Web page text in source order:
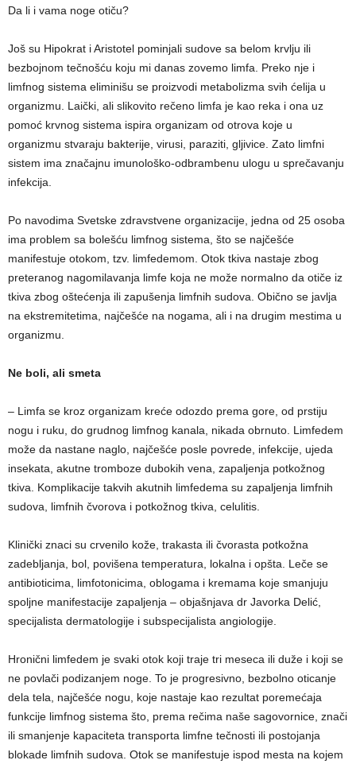
Da li i vama noge otiču?
Još su Hipokrat i Aristotel pominjali sudove sa belom krvlju ili
bezbojnom tečnošću koju mi danas zovemo limfa. Preko nje i
limfnog sistema eliminišu se proizvodi metabolizma svih ćelija u
organizmu. Laički, ali slikovito rečeno limfa je kao reka i ona uz
pomoć krvnog sistema ispira organizam od otrova koje u
organizmu stvaraju bakterije, virusi, paraziti, gljivice. Zato limfni
sistem ima značajnu imunološko-odbrambenu ulogu u sprečavanju
infekcija.
Po navodima Svetske zdravstvene organizacije, jedna od 25 osoba
ima problem sa bolešću limfnog sistema, što se najčešće
manifestuje otokom, tzv. limfedemom. Otok tkiva nastaje zbog
preteranog nagomilavanja limfe koja ne može normalno da otiče iz
tkiva zbog oštećenja ili zapušenja limfnih sudova. Obično se javlja
na ekstremitetima, najčešće na nogama, ali i na drugim mestima u
organizmu.
Ne boli, ali smeta
– Limfa se kroz organizam kreće odozdo prema gore, od prstiju
nogu i ruku, do grudnog limfnog kanala, nikada obrnuto. Limfedem
može da nastane naglo, najčešće posle povrede, infekcije, ujeda
insekata, akutne tromboze dubokih vena, zapaljenja potkožnog
tkiva. Komplikacije takvih akutnih limfedema su zapaljenja limfnih
sudova, limfnih čvorova i potkožnog tkiva, celulitis.
Klinički znaci su crvenilo kože, trakasta ili čvorasta potkožna
zadebljanja, bol, povišena temperatura, lokalna i opšta. Leče se
antibioticima, limfotonicima, oblogama i kremama koje smanjuju
spoljne manifestacije zapaljenja – objašnjava dr Javorka Delić,
specijalista dermatologije i subspecijalista angiologije.
Hronični limfedem je svaki otok koji traje tri meseca ili duže i koji se
ne povlači podizanjem noge. To je progresivno, bezbolno oticanje
dela tela, najčešće nogu, koje nastaje kao rezultat poremećaja
funkcije limfnog sistema što, prema rečima naše sagovornice, znači
ili smanjenje kapaciteta transporta limfne tečnosti ili postojanja
blokade limfnih sudova. Otok se manifestuje ispod mesta na kojem